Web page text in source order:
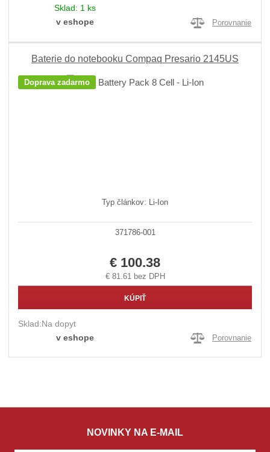
Sklad: 1 ks
v eshope
Porovnanie
Baterie do notebooku Compaq Presario 2145US
Doprava zadarmo
Typ článkov: Li-Ion
371786-001
€ 100.38
€ 81.61 bez DPH
KÚPIŤ
Sklad:Na dopyt
v eshope
Porovnanie
NOVINKY NA E-MAIL